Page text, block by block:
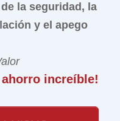
la seguridad, la
y el apego
ahorro increíble!